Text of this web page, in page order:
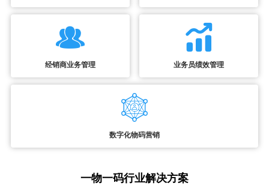
经销商业务管理 业务员绩效管理
数字化物码营销
一物一码行业解决方案